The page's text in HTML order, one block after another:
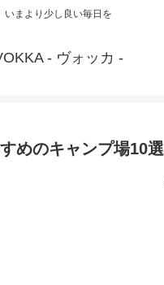
いまより少し良い毎日を
- ヴォッカ -
めのキャンプ場10選